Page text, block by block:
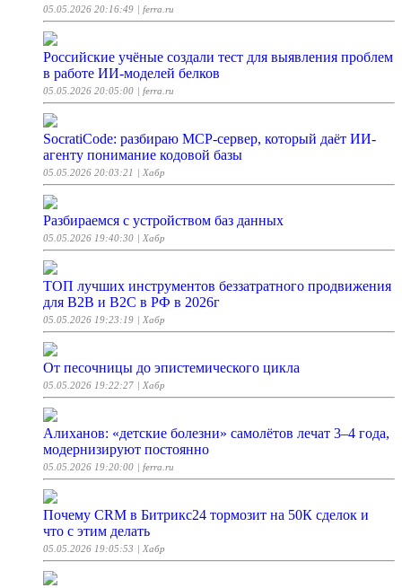
05.05.2026 20:16:49 | ferra.ru
Российские учёные создали тест для выявления проблем
в работе ИИ-моделей белков
05.05.2026 20:05:00 | ferra.ru
SocratiCode: разбираю MCP-сервер, который даёт ИИ-
агенту понимание кодовой базы
05.05.2026 20:03:21 | Хабр
Разбираемся с устройством баз данных
05.05.2026 19:40:30 | Хабр
ТОП лучших инструментов беззатратного продвижения
для B2B и B2C в РФ в 2026г
05.05.2026 19:23:19 | Хабр
От песочницы до эпистемического цикла
05.05.2026 19:22:27 | Хабр
Алиханов: «детские болезни» самолётов лечат 3–4 года,
модернизируют постоянно
05.05.2026 19:20:00 | ferra.ru
Почему CRM в Битрикс24 тормозит на 50К сделок и
что с этим делать
05.05.2026 19:05:53 | Хабр